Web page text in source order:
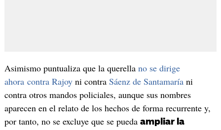
Asimismo puntualiza que la querella no se dirige
ahora contra Rajoyni contra Sáenz de Santamaría ni
contra otros mandos policiales, aunque sus nombres
aparecen en el relato de los hechos de forma recurrente y,
por tanto, no se excluye que se pueda ampliar la